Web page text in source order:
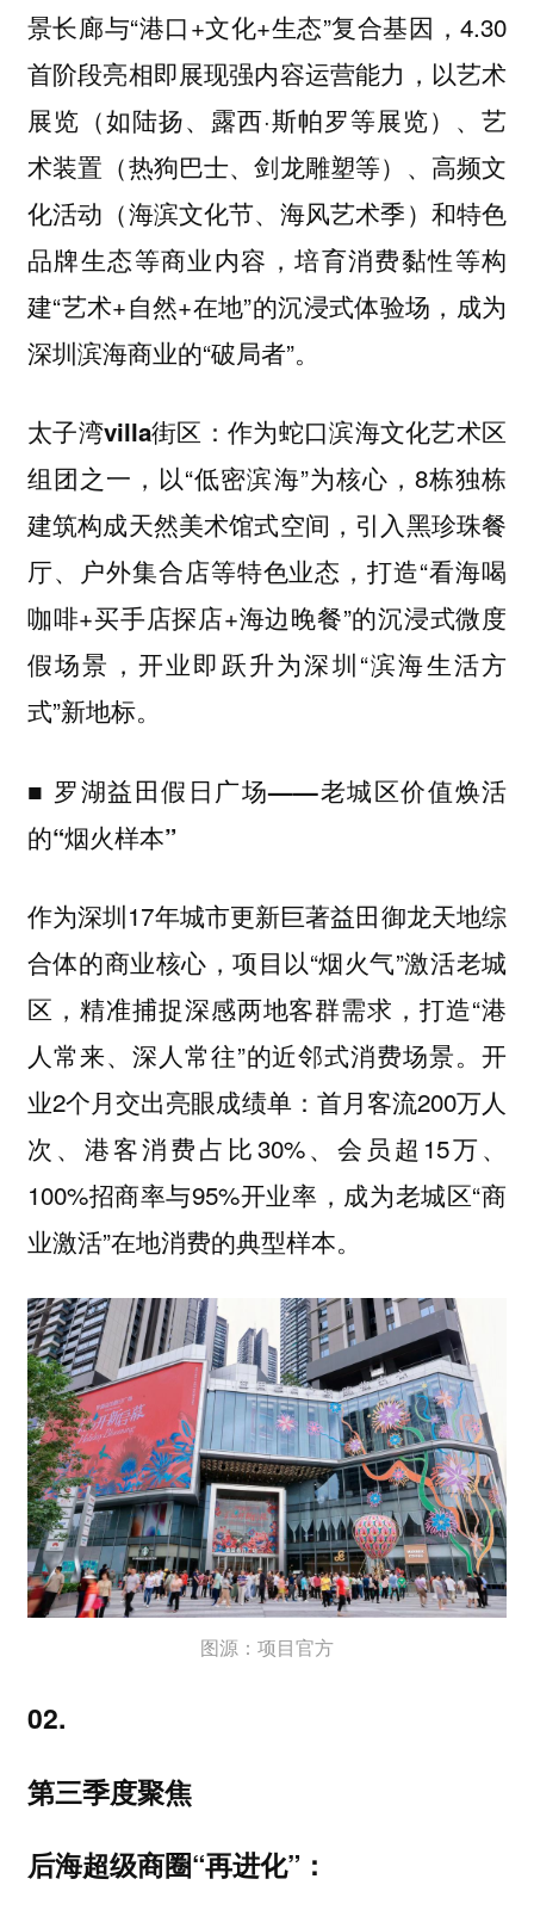
景长廊与“港口+文化+生态”复合基因，4.30
首阶段亮相即展现强内容运营能力，以艺术
展览（如陆扬、露西·斯帕罗等展览）、艺
术装置（热狗巴士、剑龙雕塑等）、高频文
化活动（海滨文化节、海风艺术季）和特色
品牌生态等商业内容，培育消费黏性等构
建“艺术+自然+在地”的沉浸式体验场，成为
深圳滨海商业的“破局者”。
太子湾villa街区：作为蛇口滨海文化艺术区
组团之一，以“低密滨海”为核心，8栋独栋
建筑构成天然美术馆式空间，引入黑珍珠餐
厅、户外集合店等特色业态，打造“看海喝
咖啡+买手店探店+海边晚餐”的沉浸式微度
假场景，开业即跃升为深圳“滨海生活方
式”新地标。
■ 罗湖益田假日广场——老城区价值焕活
的“烟火样本”
作为深圳17年城市更新巨著益田御龙天地综
合体的商业核心，项目以“烟火气”激活老城
区，精准捕捉深感两地客群需求，打造“港
人常来、深人常往”的近邻式消费场景。开
业2个月交出亮眼成绩单：首月客流200万人
次、港客消费占比30%、会员超15万、
100%招商率与95%开业率，成为老城区“商
业激活”在地消费的典型样本。
图源：项目官方
02.
第三季度聚焦
后海超级商圈“再进化”：